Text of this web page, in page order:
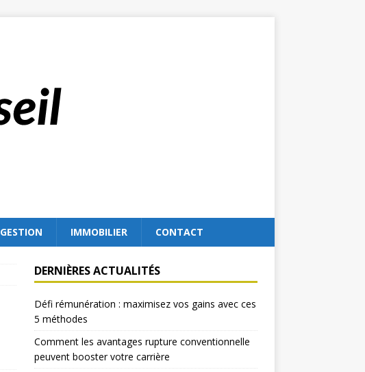
GESTION IMMOBILIER CONTACT
DERNIÈRES ACTUALITÉS
Défi rémunération : maximisez vos gains avec ces
5 méthodes
Comment les avantages rupture conventionnelle
peuvent booster votre carrière